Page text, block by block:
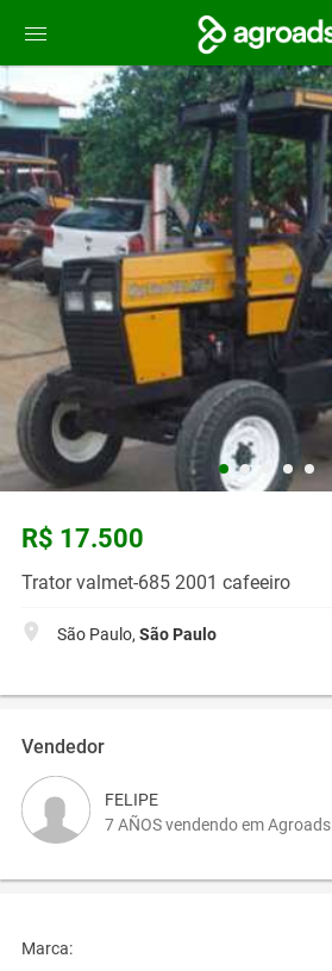
R$ 17.500
Trator valmet-685 2001 cafeeiro
São Paulo, São Paulo
Vendedor
FELIPE
7 AÑOS vendendo em Agroads
Marca: